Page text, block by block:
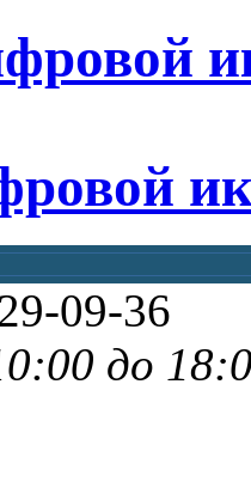
09-36
до